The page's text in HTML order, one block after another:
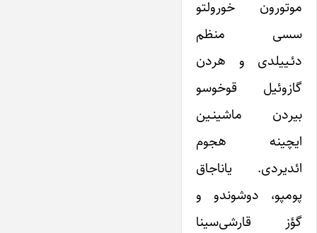
موتورون خورولتو
سسی منظم
دئـییلدی و هردن
گازوئیل قوخوسو
بیردن ماشینـین
ایچینه هجوم
ائدیردی. یاناجاق
پومپو، دوشوندو و
گؤز قارشی‌سینا